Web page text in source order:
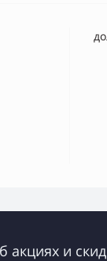
акциях и